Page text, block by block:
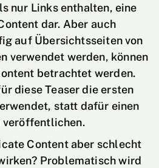
nur Links enthalten, eine
dar. Aber auch
auf Übersichtsseiten von
verwendet werden, können
betrachtet werden.
diese Teaser die ersten
statt dafür einen
veröffentlichen.
Content aber schlecht
Problematisch wird